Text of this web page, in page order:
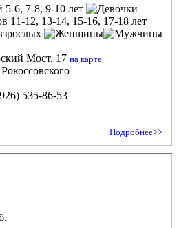
5-6, 7-8, 9-10 лет
11-12, 13-14, 15-16, 17-18 лет
Мост, 17 на карте
535-86-53
Подробнее>>